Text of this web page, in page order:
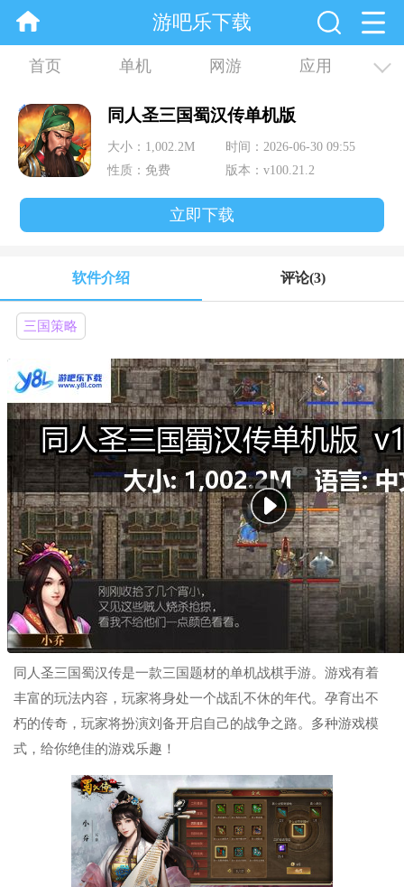
游吧乐下载
首页 单机 网游 应用
资讯 合集
同人圣三国蜀汉传单机版
大小：1,002.2M
时间：2026-06-30 09:55
性质：免费
版本：v100.21.2
立即下载
软件介绍 评论(3)
三国策略
同人圣三国蜀汉传是一款三国题材的单机战棋手游。游戏有着
丰富的玩法内容，玩家将身处一个战乱不休的年代。孕育出不
朽的传奇，玩家将扮演刘备开启自己的战争之路。多种游戏模
式，给你绝佳的游戏乐趣！